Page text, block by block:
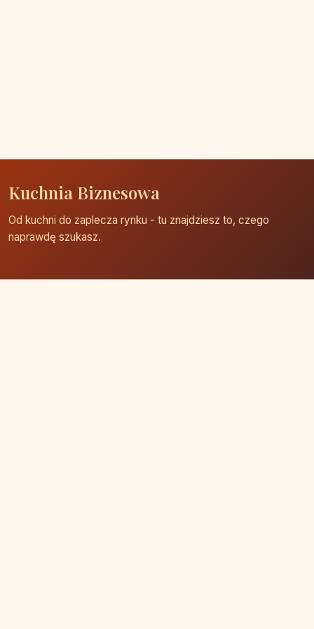
Kuchnia Biznesowa
Od kuchni do zaplecza rynku - tu znajdziesz to, czego
naprawdę szukasz.